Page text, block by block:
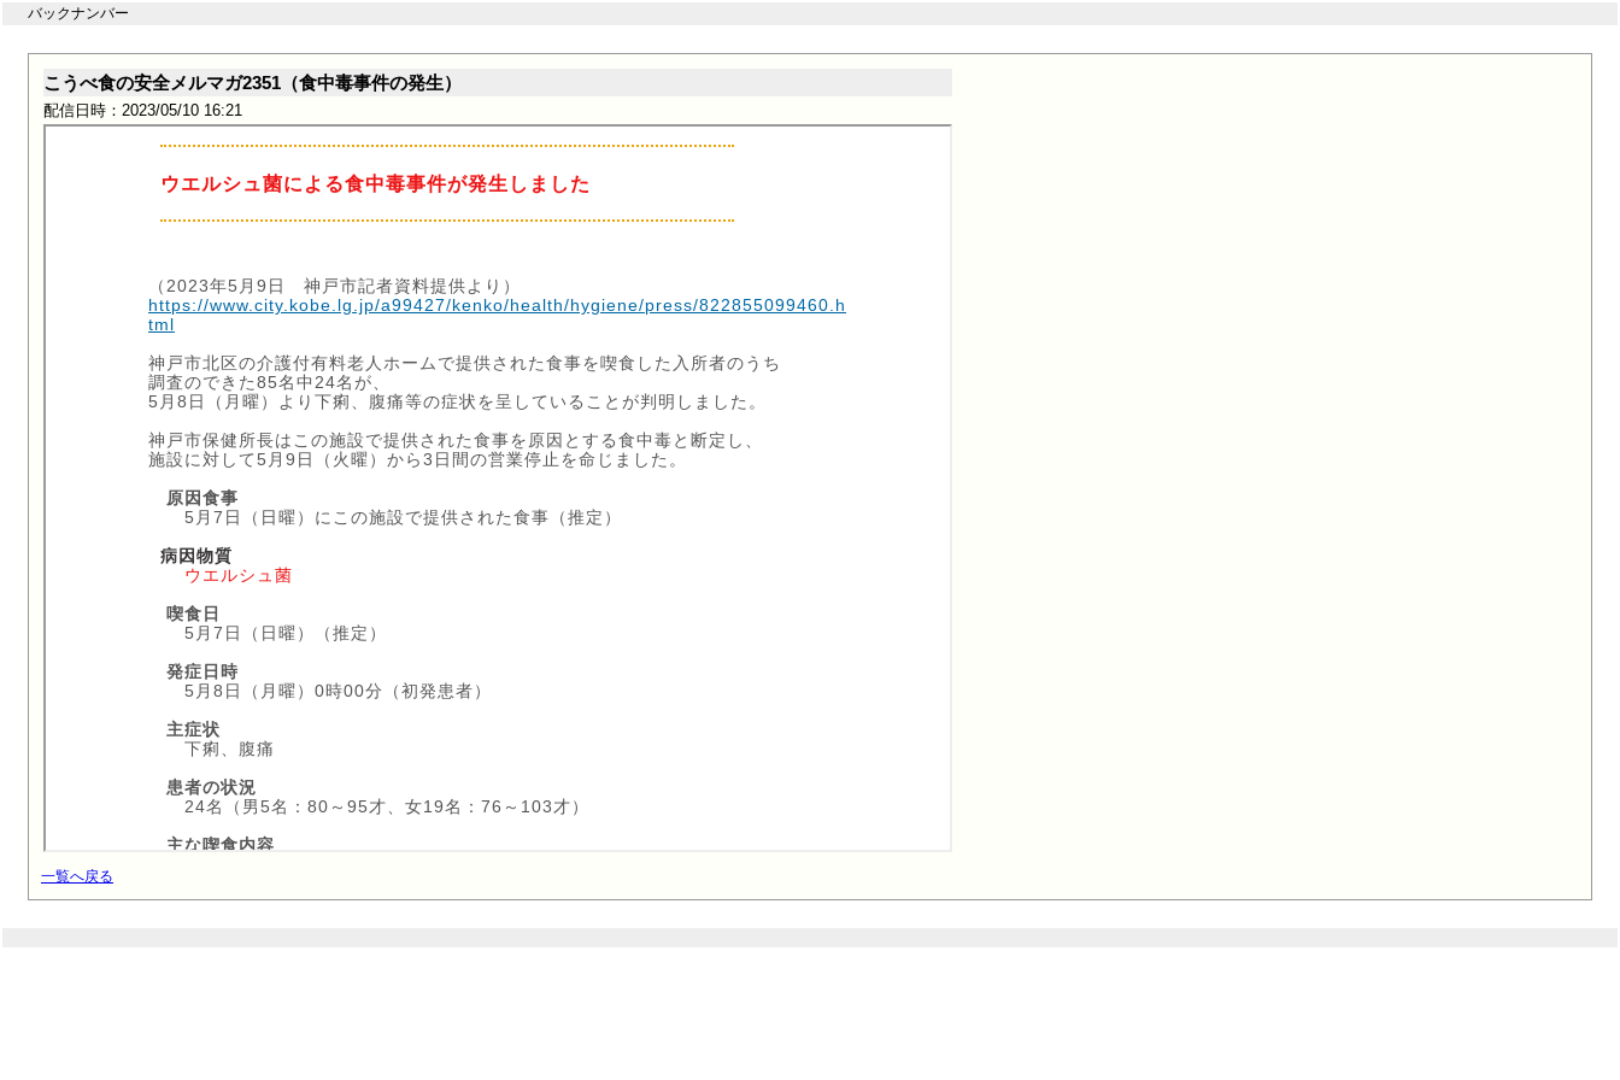
バックナンバー
こうべ食の安全メルマガ2351（食中毒事件の発生）
配信日時：2023/05/10 16:21
一覧へ戻る